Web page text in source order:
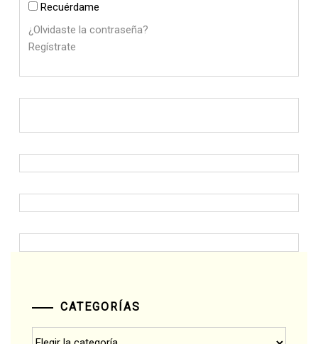
Recuérdame
¿Olvidaste la contraseña?
Regístrate
CATEGORÍAS